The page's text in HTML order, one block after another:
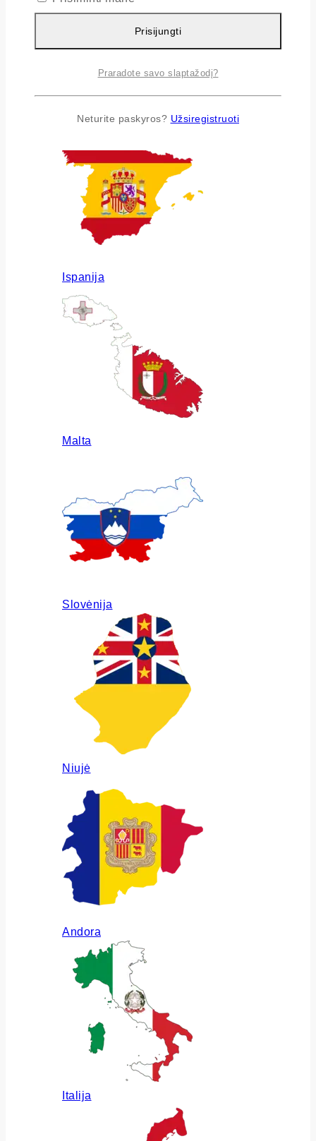
Airija
Ispanija
Malta
Slovėnija
Niujė
Andora
Italija
Prisijungti
Praradote savo slaptažodį?
Neturite paskyros? Užsiregistruoti